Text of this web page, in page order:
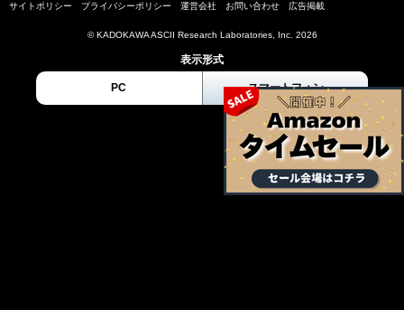
サイトポリシー プライバシーポリシー 運営会社 お問い合わせ 広告掲載
© KADOKAWA ASCII Research Laboratories, Inc. 2026
表示形式
PC スマートフォン